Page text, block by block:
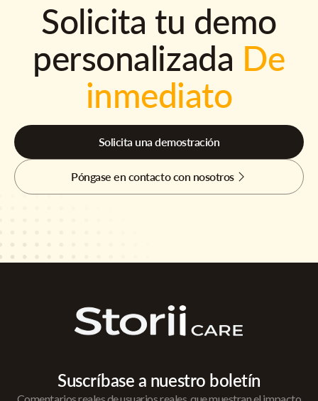
Solicita tu demo
personalizada De
inmediato
Solicita una demostración
Póngase en contacto con nosotros
Suscríbase a nuestro boletín